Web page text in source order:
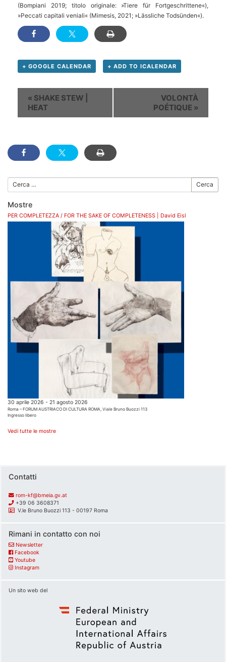
(Bompiani 2019; titolo originale: »Tiere für Fortgeschrittene«),
»Peccati capitali veniali« (Mimesis, 2021; »Lässliche Todsünden«).
+ GOOGLE CALENDAR + ADD TO ICALENDAR
Evento
Navigation
« SHAKE STEW |
HEAT
VOLONTÀ
POÉTIQUE »
Cerca
Mostre
PER COMPLETEZZA / FOR THE SAKE OF COMPLETENESS | David Eisl
30 aprile 2026 - 21 agosto 2026
Roma – FORUM AUSTRIACO DI CULTURA ROMA, Viale Bruno Buozzi 113
Ingresso libero
Vedi tutte le mostre
Contatti
rom-kf@bmeia.gv.at
+39 06 3608371
V.le Bruno Buozzi 113 - 00197 Roma
Rimani in contatto con noi
Newsletter
Facebook
Youtube
Instagram
Un sito web del